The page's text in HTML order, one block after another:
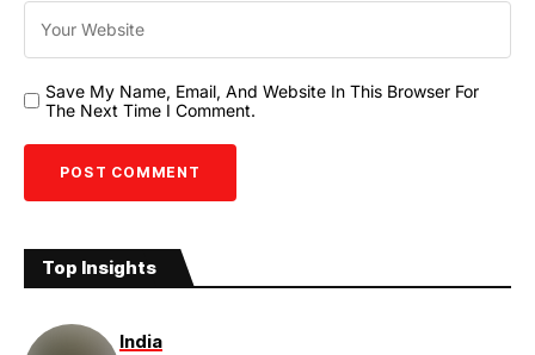
Save My Name, Email, And Website In This Browser For
The Next Time I Comment.
Top Insights
India